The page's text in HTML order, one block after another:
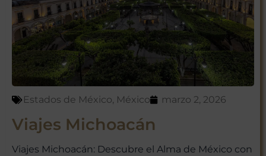
Estados de México, México marzo 2, 2026
Viajes Michoacán
Viajes Michoacán: Descubre el Alma de México con